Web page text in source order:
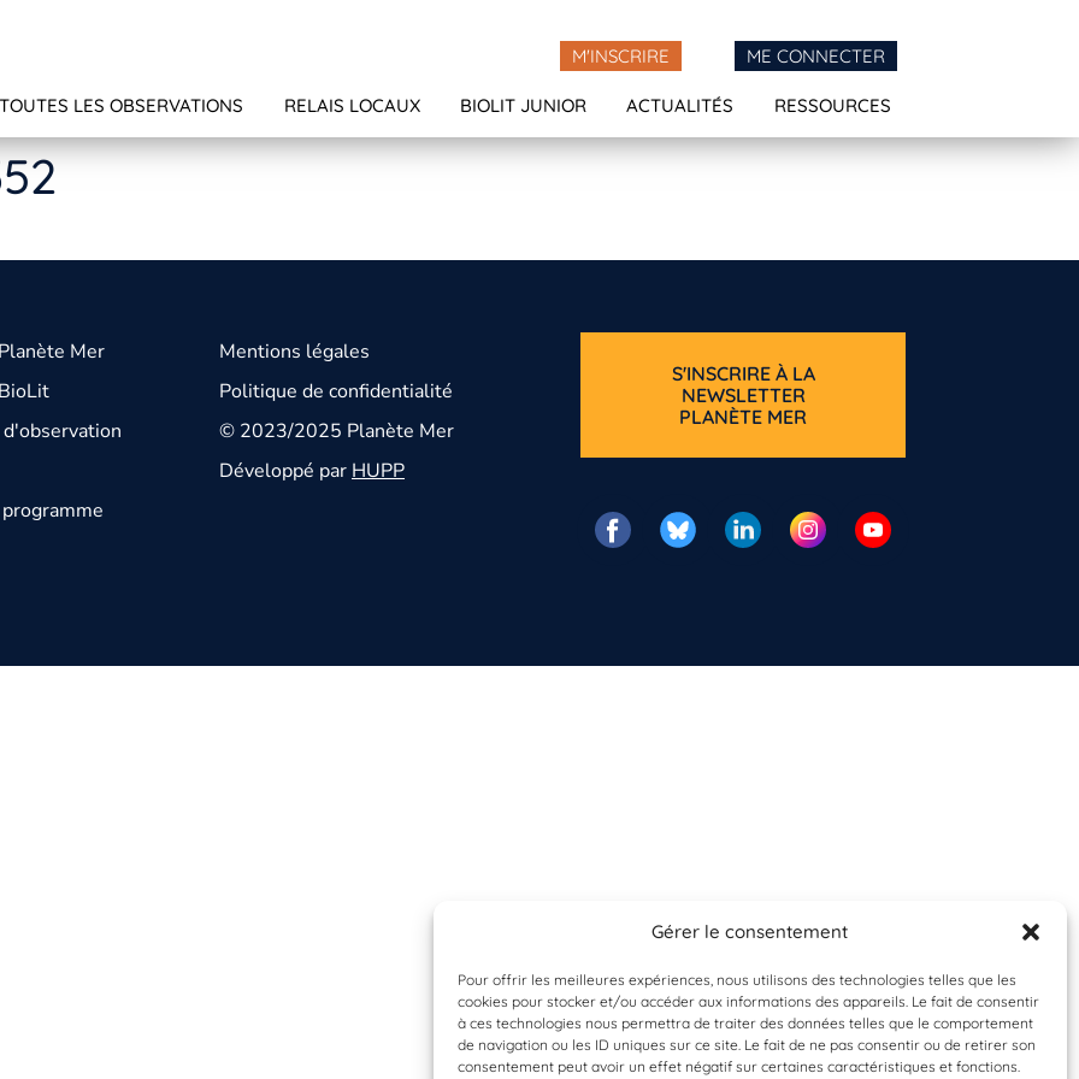
Gérer le consentement
Pour offrir les meilleures expériences, nous utilisons des technologies telles que les
cookies pour stocker et/ou accéder aux informations des appareils. Le fait de consentir
à ces technologies nous permettra de traiter des données telles que le comportement
de navigation ou les ID uniques sur ce site. Le fait de ne pas consentir ou de retirer son
consentement peut avoir un effet négatif sur certaines caractéristiques et fonctions.
M'INSCRIRE ME CONNECTER
TOUTES LES OBSERVATIONS RELAIS LOCAUX BIOLIT JUNIOR ACTUALITÉS RESSOURCES
Mer
Mentions légales
Politique de confidentialité
© 2023/2025 Planète Mer
Développé parHUPP
S'INSCRIRE À LA
NEWSLETTER
PLANÈTE MER